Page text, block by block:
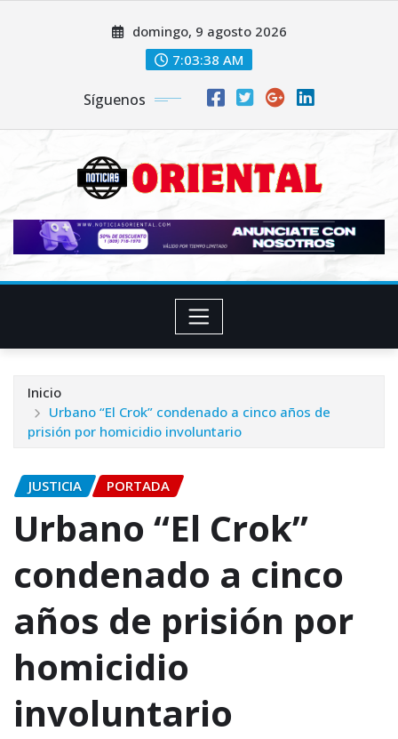
domingo, 9 agosto 2026
7:03:40 AM
Síguenos
Inicio
Urbano “El Crok” condenado a cinco años de
prisión por homicidio involuntario
JUSTICIA PORTADA
Urbano “El Crok”
condenado a cinco
años de prisión por
homicidio
involuntario